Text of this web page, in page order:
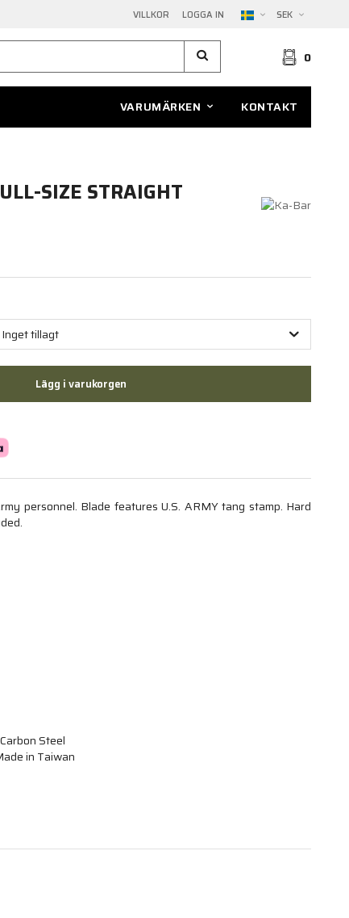
VILLKOR LOGGA IN SEK
0
VARUMÄRKEN KONTAKT
SIZE STRAIGHT
Inget tillagt
Lägg i varukorgen
personnel. Blade features U.S. ARMY tang stamp. Hard
Steel
in Taiwan